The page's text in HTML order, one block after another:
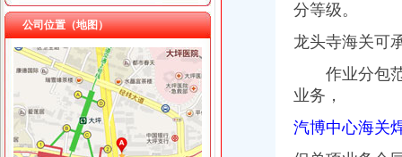
重庆逸道医疗器械有限公司
重庆戴盛贷款咨询有限公司
重庆奎颜尼商贸有限公司 渝中100万 （工商注册）
重庆晒微科技有限公司 渝南3万 （工商注册）
重庆慧风涂装材料有限公司 渝高10万 （工商注册）
重庆金品科技有限公司 渝南100万 （进出口权）
重庆展优科技有限公司 渝中3万 （工商注册）
重庆花香蔓尼服饰有限公司 渝中30万 （工商注册）
公司位置（地图）
动步公园
动步公园效果图.jpg-重庆搜狐焦点网
重庆地铁广告轨道环线一期工程一标在动步公园铺轨基地举行开工典礼
【保利公园九里】公园步调全程跟随公园九里通透三房火热销清明小
印-忠县州屏动步法主题公园全面对外开放-忠县忠州新闻网
动步公园[水晶郦城东门]公交查询_动步公园[水晶郦城东门]公交线路_
分等级。
龙头寺海关可
作业分包范
业务，
汽博中心海